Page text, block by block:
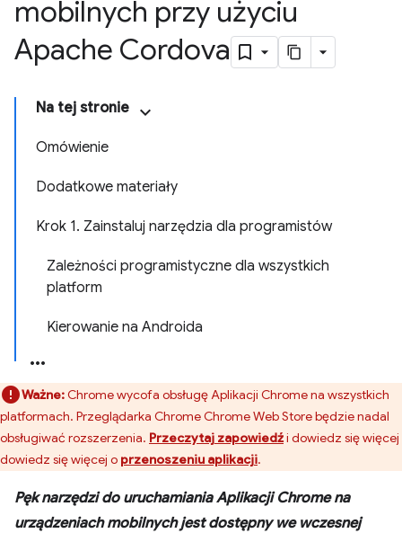
mobilnych przy użyciu
Apache Cordova
Na tej stronie
Omówienie
Dodatkowe materiały
Krok 1. Zainstaluj narzędzia dla programistów
Zależności programistyczne dla wszystkich
platform
Kierowanie na Androida
Ważne:Chrome wycofa obsługę Aplikacji Chrome na wszystkich
platformach. Przeglądarka Chrome Chrome Web Store będzie nadal
obsługiwać rozszerzenia. Przeczytaj zapowiedźi dowiedz się więcej
dowiedz się więcej o przenoszeniu aplikacji.
Pęk narzędzi do uruchamiania Aplikacji Chrome na
urządzeniach mobilnych jest dostępny we wczesnej